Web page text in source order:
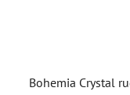
Bohemia Crystal